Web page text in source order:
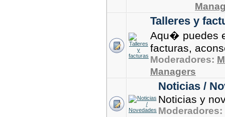
Talleres y
Aqu� puedes
facturas,
Moderadores:
Managers
Noticias /
Noticias y
Moderadores: